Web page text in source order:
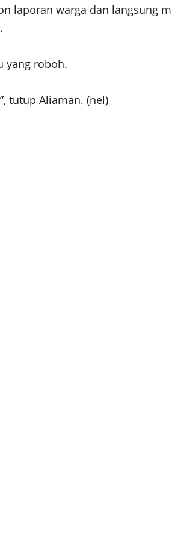
laporan warga dan
yang roboh.
tutup Aliaman. (nel)